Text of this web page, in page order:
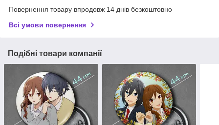
Повернення товару впродовж 14 днів безкоштовно
Всі умови повернення
Подібні товари компанії